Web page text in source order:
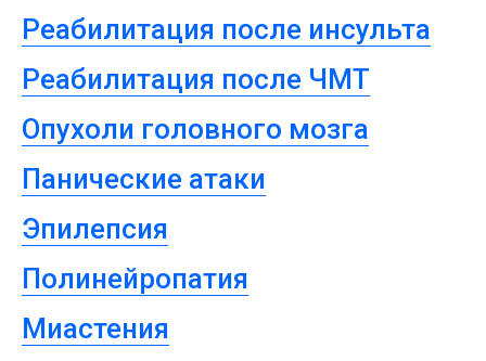
Реабилитация после инсульта
Реабилитация после ЧМТ
Опухоли головного мозга
Панические атаки
Эпилепсия
Полинейропатия
Миастения